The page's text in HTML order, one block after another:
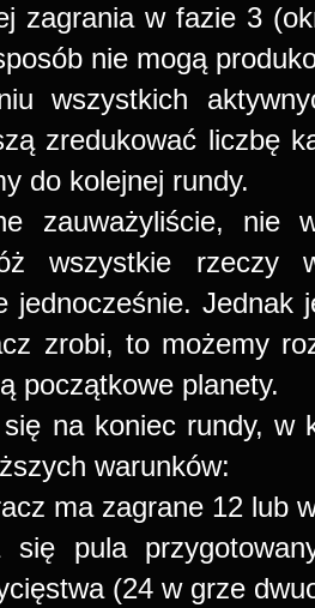
zagrania w fazie 3
nie mogą
wszystkich
zredukować liczbę
do kolejnej rundy.
zauważyliście, nie
wszystkie
jednocześnie. Jednak
zrobi, to możemy
początkowe planety.
na koniec rundy, w
warunków:
ma zagrane 12 lub
się pula
(24 w grze